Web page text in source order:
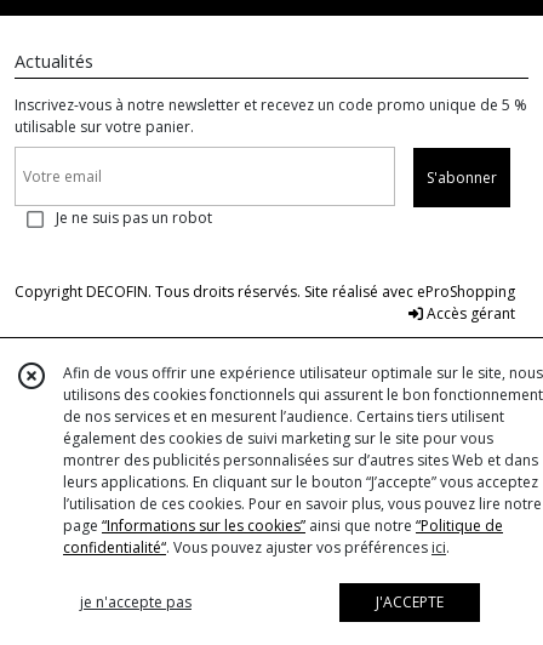
Actualités
Inscrivez-vous à notre newsletter et recevez un code promo unique de 5 %
utilisable sur votre panier.
S'abonner
Je ne suis pas un robot
Copyright DECOFIN. Tous droits réservés. Site réalisé avec eProShopping
Accès gérant
Afin de vous offrir une expérience utilisateur optimale sur le site, nous
utilisons des cookies fonctionnels qui assurent le bon fonctionnement
de nos services et en mesurent l’audience. Certains tiers utilisent
également des cookies de suivi marketing sur le site pour vous
montrer des publicités personnalisées sur d’autres sites Web et dans
leurs applications. En cliquant sur le bouton “J’accepte” vous acceptez
l’utilisation de ces cookies. Pour en savoir plus, vous pouvez lire notre
page “Informations sur les cookies” ainsi que notre “Politique de
confidentialité“. Vous pouvez ajuster vos préférences ici.
je n'accepte pas J'ACCEPTE